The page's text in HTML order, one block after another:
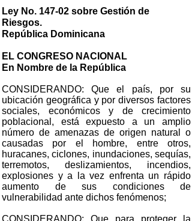
Ley No. 147-02 sobre Gestión de
Riesgos.
República Dominicana
EL CONGRESO NACIONAL
En Nombre de la República
CONSIDERANDO: Que el país, por su
ubicación geográfica y por diversos factores
sociales, económicos y de crecimiento
poblacional, está expuesto a un amplio
número de amenazas de origen natural o
causadas por el hombre, entre otros,
huracanes, ciclones, inundaciones, sequías,
terremotos, deslizamientos, incendios,
explosiones y a la vez enfrenta un rápido
aumento de sus condiciones de
vulnerabilidad ante dichos fenómenos;
CONSIDERANDO: Que para proteger la